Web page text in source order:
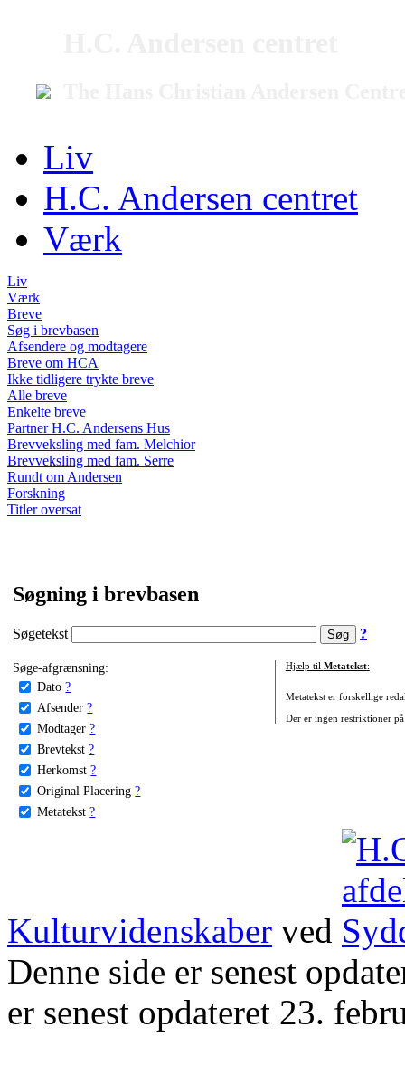
Liv
H.C. Andersen centret
Værk
Liv
Værk
Breve
Søg i brevbasen
Afsendere og modtagere
Breve om HCA
Ikke tidligere trykte breve
Alle breve
Enkelte breve
Partner H.C. Andersens Hus
Brevveksling med fam. Melchior
Brevveksling med fam. Serre
Rundt om Andersen
Forskning
Titler oversat
Søgning i brevbasen
Søgetekst ?
Søge-afgrænsning:
Dato ?
Afsender ?
Modtager ?
Brevtekst ?
Herkomst ?
Original Placering ?
Metatekst ?
Hjælp til Metatekst:
Metatekst er forskellige
Der er ingen restriktioner
Kulturvidenskaber ved
Denne side er senest
er senest opdateret 23.